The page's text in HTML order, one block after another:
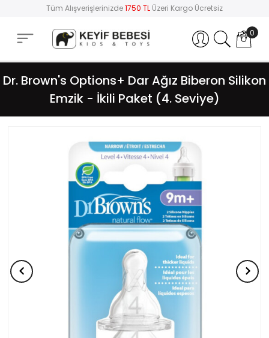
Tüm Alışverişlerinizde1750 TL Üzeri Kargo Ücretsiz
Hesabım 0
Dr. Brown's Options+ Dar Ağız Biberon Silikon
Emzik - İkili Paket (4. Seviye)